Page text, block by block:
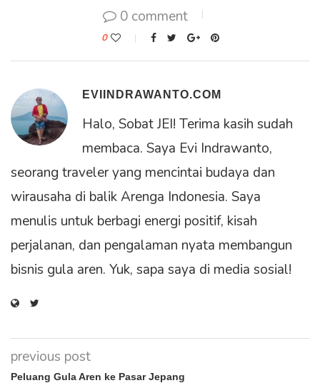
0 comment
0
EVIINDRAWANTO.COM
Halo, Sobat JEI! Terima kasih sudah
membaca. Saya Evi Indrawanto,
seorang traveler yang mencintai budaya dan
wirausaha di balik Arenga Indonesia. Saya
menulis untuk berbagi energi positif, kisah
perjalanan, dan pengalaman nyata membangun
bisnis gula aren. Yuk, sapa saya di media sosial!
previous post
Peluang Gula Aren ke Pasar Jepang